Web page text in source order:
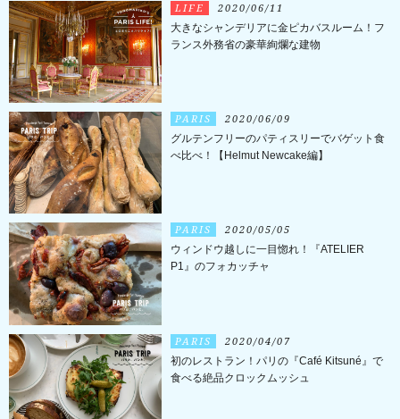
LIFE 2020/06/11
大きなシャンデリアに金ピカバスルーム！フ
ランス外務省の豪華絢爛な建物
PARIS 2020/06/09
グルテンフリーのパティスリーでバゲット食
べ比べ！【Helmut Newcake編】
PARIS 2020/05/05
ウィンドウ越しに一目惚れ！『ATELIER
P1』のフォカッチャ
PARIS 2020/04/07
初のレストラン！パリの『Café Kitsuné』で
食べる絶品クロックムッシュ